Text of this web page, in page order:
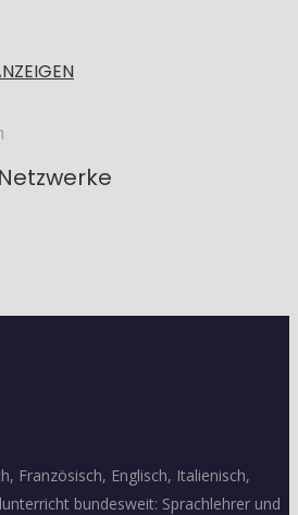
Französisch, Englisch, Italienisch,
bundesweit: Sprachlehrer und